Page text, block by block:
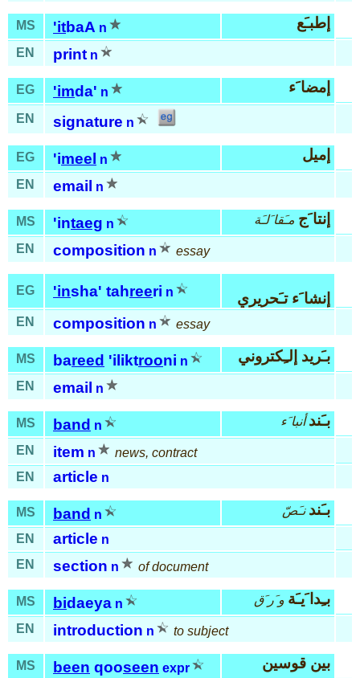
MS 'itbaA n إطبـَع
EN print n
EG 'imda' n إمضا َء
EN signature n
EG 'imeel n إميل
EN email n
MS 'intaeg n إنتا َج مـَقا َلـَة
EN composition n essay
EG 'insha' tahreeri n إنشا َء تـَحريري
EN composition n essay
MS bareed 'iliktrooni n بـَريد إلـِكتروني
EN email n
MS band n بـَند أنبا َء
EN item n
news, contract
EN
article n
MS band n بـَند نـَصّ
EN article n
EN
section n of document
MS bidaeya n بـِدا َيـَة و َر َق
EN introduction n to subject
MS been qooseen expr بين قوسين